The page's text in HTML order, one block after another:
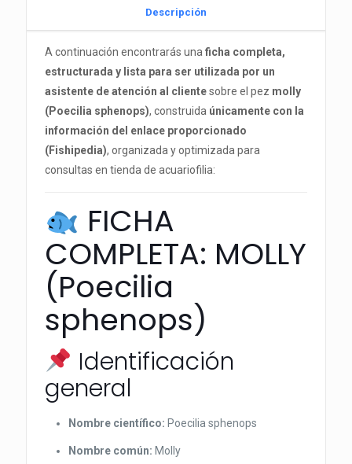
Descripción
A continuación encontrarás unaficha completa,
estructurada y lista para ser utilizada por un
asistente de atención al clientesobre el pez molly
(Poecilia sphenops), construida únicamente con la
información del enlace proporcionado
(Fishipedia), organizada y optimizada para
consultas en tienda de acuariofilia:
FICHA
COMPLETA: MOLLY
(Poecilia
sphenops)
Identificación
general
Nombre científico: Poecilia sphenops
Nombre común: Molly